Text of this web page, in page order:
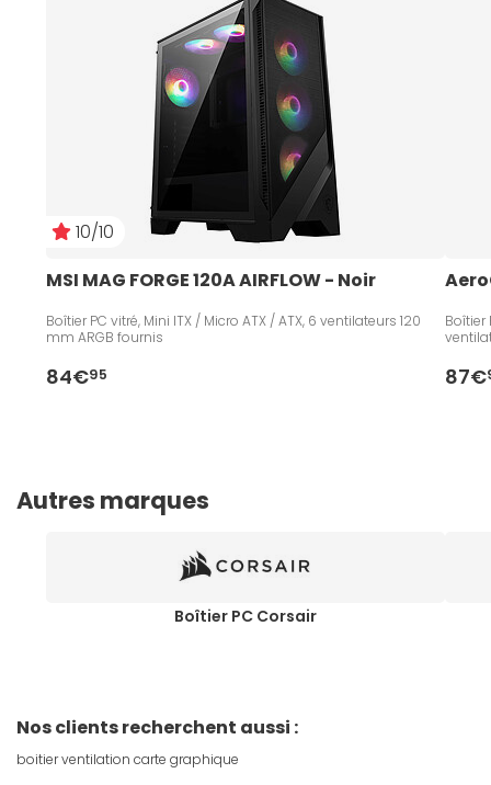
10/10
MSI MAG FORGE 120A AIRFLOW - Noir
Boîtier PC vitré, Mini ITX / Micro ATX / ATX, 6 ventilateurs 120
mm ARGB fournis
84€95
Boîtier
87€
Autres marques
Boîtier PC Corsair
Nos clients recherchent aussi :
boitier ventilation carte graphique